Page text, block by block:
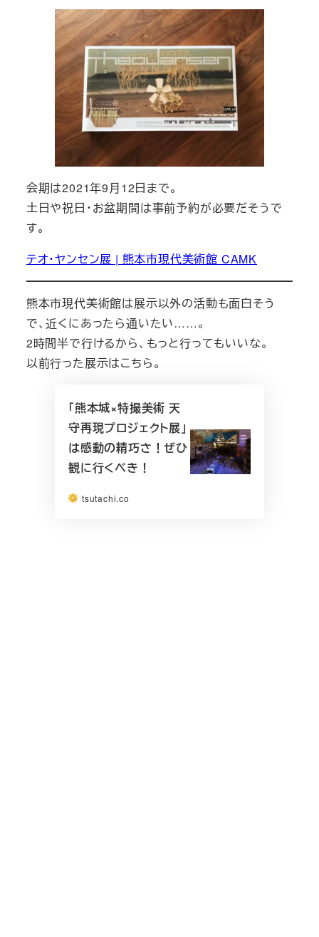
会期は2021年9月12日まで。
土日や祝日・お盆期間は事前予約が必要だそうで
す。
テオ・ヤンセン展 | 熊本市現代美術館 CAMK
熊本市現代美術館は展示以外の活動も面白そう
で、近くにあったら通いたい……。
2時間半で行けるから、もっと行ってもいいな。
以前行った展示はこちら。
「熊本城×特撮美術 天
守再現プロジェクト展」
は感動の精巧さ！ぜひ
観に行くべき！
tsutachi.co